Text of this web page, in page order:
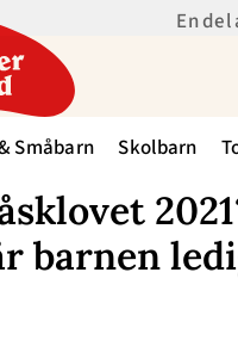
En del
Småbarn Skolbarn
barnen